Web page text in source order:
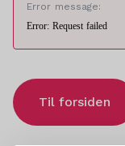
Error message:
Error: Request failed
Til forsiden